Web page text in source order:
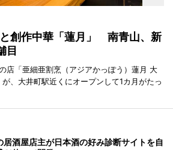
創作中華「蓮月」 南青山、新
目
店「亜細亜割烹（アジアかっぽう）蓮月 大
、大井町駅近くにオープンして1カ月がたっ
居酒屋店主が日本酒の好み診断サイトを自